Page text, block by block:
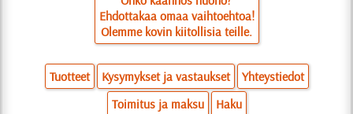
Ehdottakaa omaa vaihtoehtoa!
Olemme kovin kiitollisia teille.
Tuotteet Kysymykset ja vastaukset
Yhteystiedot
Toimitus ja maksu
Haku